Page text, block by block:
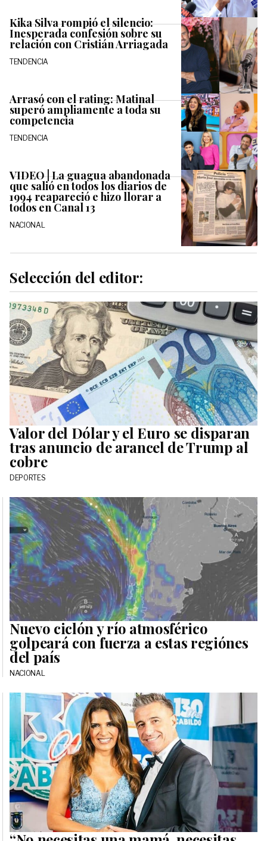
Kika Silva rompió el silencio:
Inesperada confesión sobre su
relación con Cristián Arriagada
TENDENCIA
Arrasó con el rating: Matinal
superó ampliamente a toda su
competencia
TENDENCIA
VIDEO | La guagua abandonada
que salió en todos los diarios de
1994 reapareció e hizo llorar a
todos en Canal 13
NACIONAL
Selección del editor:
Valor del Dólar y el Euro se disparan
tras anuncio de arancel de Trump al
cobre
DEPORTES
Nuevo ciclón y río atmosférico
golpeará con fuerza a estas regiónes
del país
NACIONAL